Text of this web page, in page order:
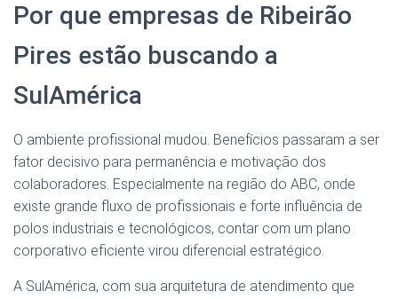
Por que empresas de Ribeirão
Pires estão buscando a
SulAmérica
O ambiente profissional mudou. Benefícios passaram a ser
fator decisivo para permanência e motivação dos
colaboradores. Especialmente na região do ABC, onde
existe grande fluxo de profissionais e forte influência de
polos industriais e tecnológicos, contar com um plano
corporativo eficiente virou diferencial estratégico.
A SulAmérica, com sua arquitetura de atendimento que